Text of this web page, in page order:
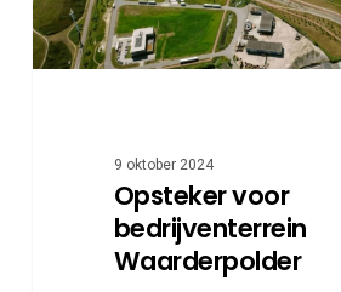
9 oktober 2024
Opsteker voor
bedrijventerrein
Waarderpolder